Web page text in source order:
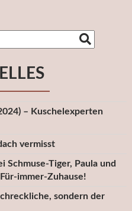
– Kuschelexperten
vermisst
Schmuse-Tiger, Paula und
immer-Zuhause!
sondern der